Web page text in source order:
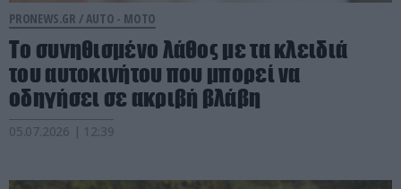
PRONEWS.GR /AUTO - MOTO
Το συνηθισμένο λάθος με τα κλειδιά
του αυτοκινήτου που μπορεί να
οδηγήσει σε ακριβή βλάβη
05.07.2026 | 12:39